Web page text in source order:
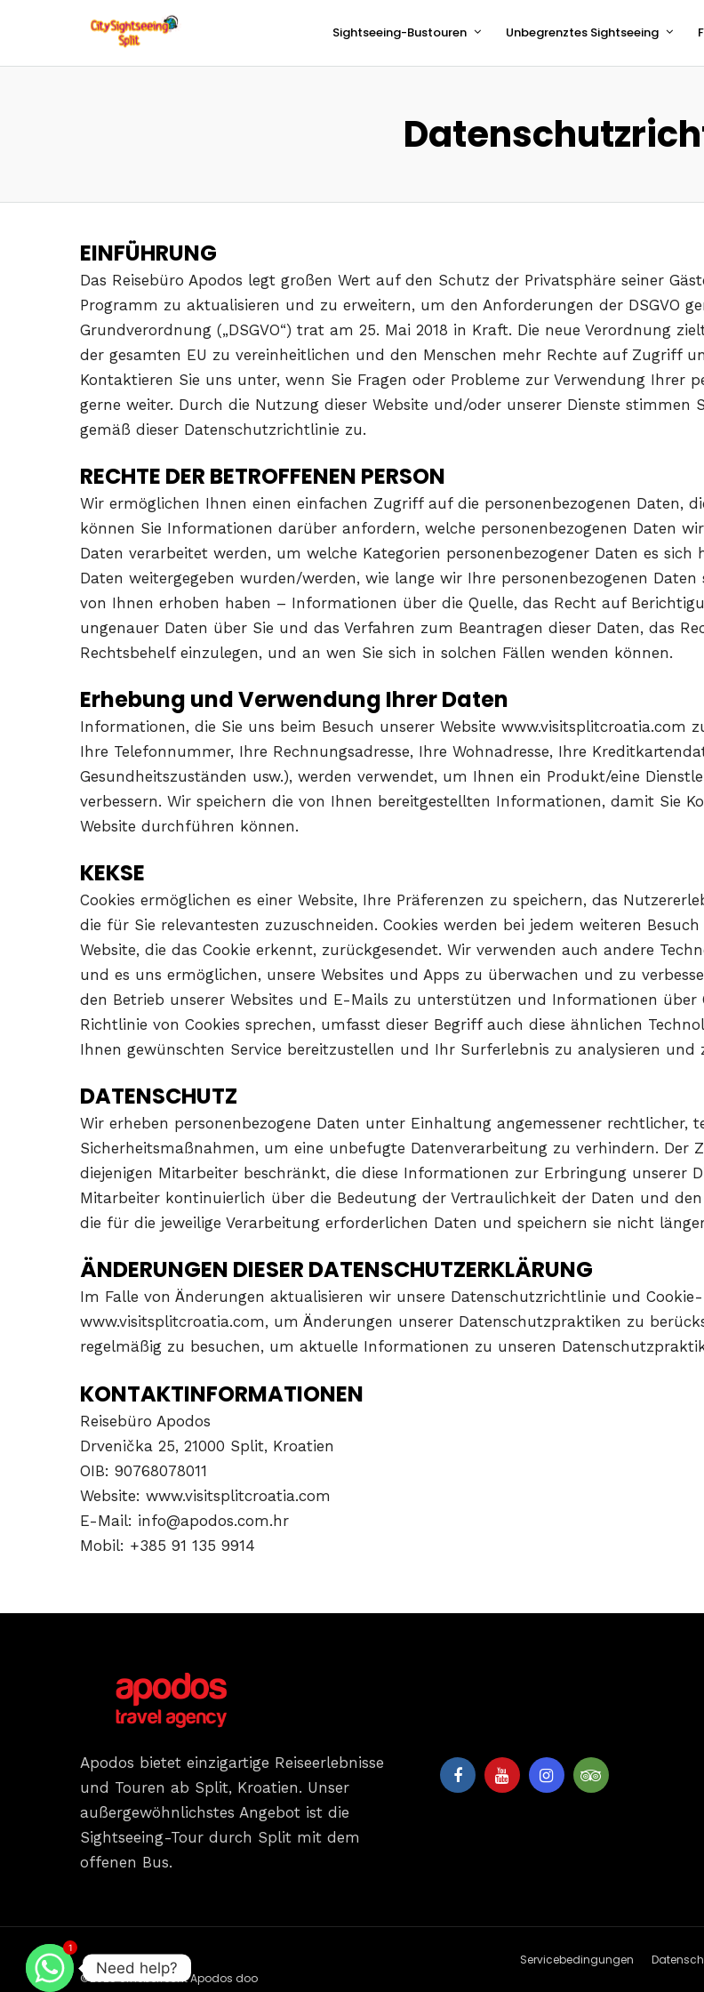
Sightseeing-Bustouren Unbegrenztes Sightseeing
EINFÜHRUNG
Das Reisebüro Apodos legt großen Wert auf den Schutz der Privatsphäre seiner
Programm zu aktualisieren und zu erweitern, um den Anforderungen der DSGVO
Grundverordnung („DSGVO“) trat am 25. Mai 2018 in Kraft. Die neue Verordnung
der gesamten EU zu vereinheitlichen und den Menschen mehr Rechte auf Zugriff
Kontaktieren Sie uns unter, wenn Sie Fragen oder Probleme zur Verwendung Ihrer
gerne weiter. Durch die Nutzung dieser Website und/oder unserer Dienste stimmen
gemäß dieser Datenschutzrichtlinie zu.
RECHTE DER BETROFFENEN PERSON
Wir ermöglichen Ihnen einen einfachen Zugriff auf die personenbezogenen Daten,
können Sie Informationen darüber anfordern, welche personenbezogenen Daten
Daten verarbeitet werden, um welche Kategorien personenbezogener Daten es
Daten weitergegeben wurden/werden, wie lange wir Ihre personenbezogenen
von Ihnen erhoben haben – Informationen über die Quelle, das Recht auf
ungenauer Daten über Sie und das Verfahren zum Beantragen dieser Daten, das
Rechtsbehelf einzulegen, und an wen Sie sich in solchen Fällen wenden können.
Erhebung und Verwendung Ihrer Daten
Informationen, die Sie uns beim Besuch unserer Website www.visitsplitcroatia.com
Ihre Telefonnummer, Ihre Rechnungsadresse, Ihre Wohnadresse, Ihre
Gesundheitszuständen usw.), werden verwendet, um Ihnen ein Produkt/eine
verbessern. Wir speichern die von Ihnen bereitgestellten Informationen, damit Sie
Website durchführen können.
KEKSE
Cookies ermöglichen es einer Website, Ihre Präferenzen zu speichern, das
die für Sie relevantesten zuzuschneiden. Cookies werden bei jedem weiteren
Website, die das Cookie erkennt, zurückgesendet. Wir verwenden auch andere
und es uns ermöglichen, unsere Websites und Apps zu überwachen und zu
den Betrieb unserer Websites und E-Mails zu unterstützen und Informationen
Richtlinie von Cookies sprechen, umfasst dieser Begriff auch diese ähnlichen
Ihnen gewünschten Service bereitzustellen und Ihr Surferlebnis zu analysieren und
DATENSCHUTZ
Wir erheben personenbezogene Daten unter Einhaltung angemessener rechtlicher,
Sicherheitsmaßnahmen, um eine unbefugte Datenverarbeitung zu verhindern. Der
diejenigen Mitarbeiter beschränkt, die diese Informationen zur Erbringung unserer
Mitarbeiter kontinuierlich über die Bedeutung der Vertraulichkeit der Daten und
die für die jeweilige Verarbeitung erforderlichen Daten und speichern sie nicht
ÄNDERUNGEN DIESER DATENSCHUTZERKLÄRUNG
Im Falle von Änderungen aktualisieren wir unsere Datenschutzrichtlinie und
www.visitsplitcroatia.com, um Änderungen unserer Datenschutzpraktiken zu
regelmäßig zu besuchen, um aktuelle Informationen zu unseren
KONTAKTINFORMATIONEN
Reisebüro Apodos
Drvenička 25, 21000 Split, Kroatien
OIB: 90768078011
Website: www.visitsplitcroatia.com
E-Mail: info@apodos.com.hr
Mobil: +385 91 135 9914
Apodos bietet einzigartige Reiseerlebnisse
und Touren ab Split, Kroatien. Unser
außergewöhnlichstes Angebot ist die
Sightseeing-Tour durch Split mit dem
offenen Bus.
Servicebedingungen
©2025 Urheberrecht Apodos doo
1
Need help?